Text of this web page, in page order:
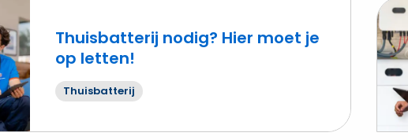
Thuisbatterij nodig? Hier moet je
op letten!
Thuisbatterij
Lees
over
Hoe